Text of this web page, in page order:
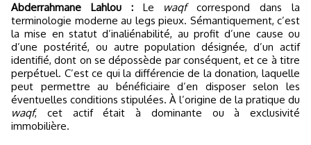
Abderrahmane Lahlou :Le waqfcorrespond dans la
terminologie moderne au legs pieux. Sémantiquement, c’est
la mise en statut d’inaliénabilité, au profit d’une cause ou
d’une postérité, ou autre population désignée, d’un actif
identifié, dont on se dépossède par conséquent, et ce à titre
perpétuel. C’est ce qui la différencie de la donation, laquelle
peut permettre au bénéficiaire d’en disposer selon les
éventuelles conditions stipulées. À l’origine de la pratique du
waqf, cet actif était à dominante ou à exclusivité
immobilière.